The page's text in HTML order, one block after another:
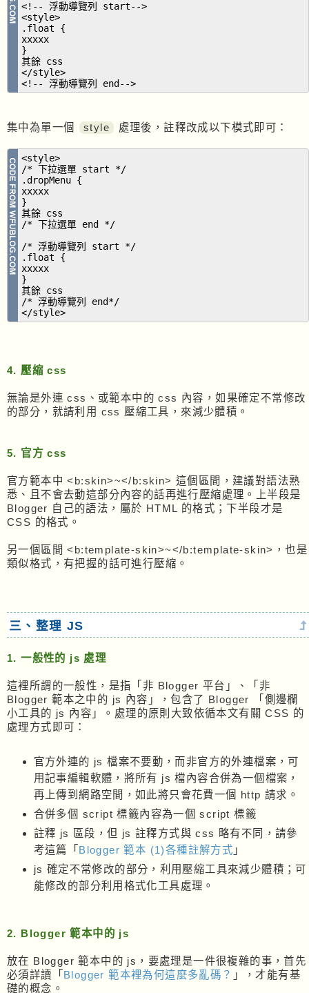
<!-- 浮動導覽列 start-->
<style>
.float {
xxxxx
}
其餘 css
</style>
<!-- 浮動導覽列 end-->
集中為單一個 style 處理後，註釋改成以下模式即可：
<style>
/* 下拉選單 start */
.dropMenu {
xxxxx
}
其餘 css
/* 下拉選單 end */
/* 浮動導覽列 start */
.float {
xxxxx
}
其餘 css
/* 浮動導覽列 end*/
</style>
4. 壓縮 css
無論是外連 css、或範本中的 css 內容，如果確定不常修改
的部分，就請利用 css 壓縮工具，來減少體積。
5. 官方 css
官方範本中 <b:skin>~</b:skin> 這個區間，建議對語法熟
悉、且不會去動這部分內容的話再進行壓縮處理。上半段是
Blogger 自己的語法，屬於 HTML 的格式；下半段才是
CSS 的格式。
另一個區間 <b:template-skin>~</b:template-skin>，也是
類似格式，有把握的話可進行壓縮。
三、整理 JS
1. 一般性的 js 處理
這裡所謂的一般性，是指「非 Blogger 平台」、「非
Blogger 範本之中的 js 內容」，包含了 Blogger 「側邊欄
小工具的 js 內容」。處理的原則大致依循本文有關 CSS 的
處理方式即可：
官方外連的 js 檔案不要動，而非官方的外連檔案，可
用記事編輯軟體，將所有 js 檔內容合併為一個檔案，
再上傳到網路空間，如此將只會花費一個 http 請求。
合併多個 script 標籤內容為一個 script 標籤
註釋 js 區段，但 js 註釋方式與 css 略有不同，請參
考這篇「 Blogger 範本 (1)各種註解方式 」
js 確定不常修改的部分，利用壓縮工具來減少體積；可
能修改的部分利用格式化工具處理。
2. Blogger 範本中的 js
放在 Blogger 範本中的 js，要處理是一件很複雜的事，首先
必須詳讀「 Blogger 範本裡為何這麼多亂碼？ 」，才能有基
礎的概念。